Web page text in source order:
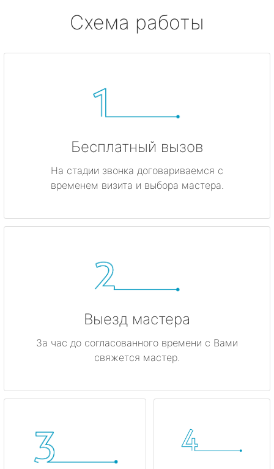
Схема работы
Бесплатный вызов
На стадии звонка договариваемся с
временем визита и выбора мастера.
Выезд мастера
За час до согласованного времени с Вами
свяжется мастер.